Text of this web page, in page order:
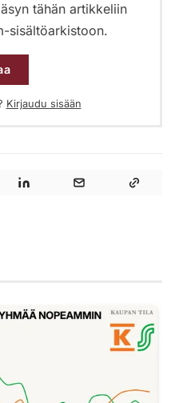
tähän artikkeliin
sisältöarkistoon.
Kirjaudu sisään